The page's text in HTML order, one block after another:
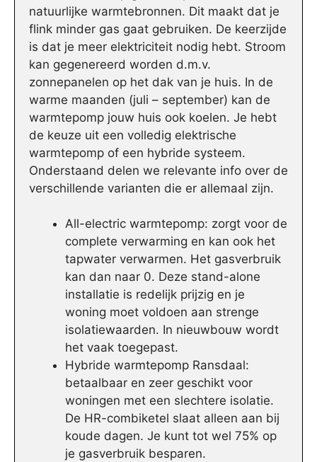
natuurlijke warmtebronnen. Dit maakt dat je
flink minder gas gaat gebruiken. De keerzijde
is dat je meer elektriciteit nodig hebt. Stroom
kan gegenereerd worden d.m.v.
zonnepanelen op het dak van je huis. In de
warme maanden (juli – september) kan de
warmtepomp jouw huis ook koelen. Je hebt
de keuze uit een volledig elektrische
warmtepomp of een hybride systeem.
Onderstaand delen we relevante info over de
verschillende varianten die er allemaal zijn.
All-electric warmtepomp: zorgt voor de
complete verwarming en kan ook het
tapwater verwarmen. Het gasverbruik
kan dan naar 0. Deze stand-alone
installatie is redelijk prijzig en je
woning moet voldoen aan strenge
isolatiewaarden. In nieuwbouw wordt
het vaak toegepast.
Hybride warmtepomp Ransdaal:
betaalbaar en zeer geschikt voor
woningen met een slechtere isolatie.
De HR-combiketel slaat alleen aan bij
koude dagen. Je kunt tot wel 75% op
je gasverbruik besparen.